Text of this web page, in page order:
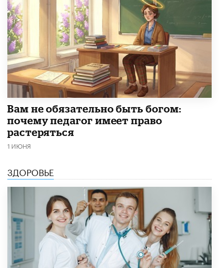
​Вам не обязательно быть богом:
почему педагог имеет право
растеряться
1 ИЮНЯ
ЗДОРОВЬЕ